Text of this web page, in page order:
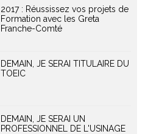
2017 : Réussissez vos projets de
Formation avec les Greta
Franche-Comté
DEMAIN, JE SERAI TITULAIRE DU
TOEIC
DEMAIN, JE SERAI UN
PROFESSIONNEL DE L'USINAGE